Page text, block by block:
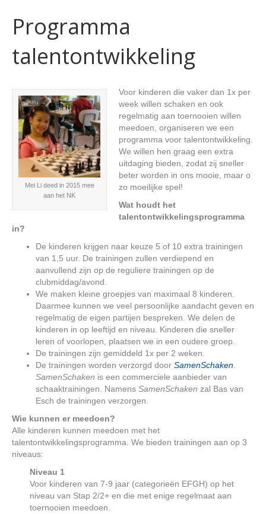
Programma
talentontwikkeling
Mei Li deed in 2015 mee
aan het NK
Voor kinderen die vaker dan 1x per
week willen schaken en ook
regelmatig aan toernooien willen
meedoen, organiseren we een
programma voor talentontwikkeling.
We willen hen graag een extra
uitdaging bieden, zodat zij sneller
beter worden in ons mooie, maar o
zo moeilijke spel!
Wat houdt het
talentontwikkelingsprogramma
in?
De kinderen krijgen naar keuze 5 of 10 extra trainingen
van 1,5 uur. De trainingen zullen verdiepend en
aanvullend zijn op de reguliere trainingen op de
clubmiddag/avond.
We maken kleine groepjes van maximaal 8 kinderen.
Daarmee kunnen we veel persoonlijke aandacht geven en
regelmatig de eigen partijen bespreken. We delen de
kinderen in op leeftijd en niveau. Kinderen die sneller
leren of voorlopen, plaatsen we in een oudere groep.
De trainingen zijn gemiddeld 1x per 2 weken.
De trainingen worden verzorgd door SamenSchaken
SamenSchaken is een commerciele aanbieder van
schaaktrainingen. Namens SamenSchaken zal Bas van
Esch de trainingen verzorgen.
Wie kunnen er meedoen?
Alle kinderen kunnen meedoen met het
talentontwikkelingsprogramma. We bieden trainingen aan op 3
niveaus:
Niveau 1
Voor kinderen van 7-9 jaar (categorieën EFGH) op het
niveau van Stap 2/2+ en die met enige regelmaat aan
toernooien meedoen.